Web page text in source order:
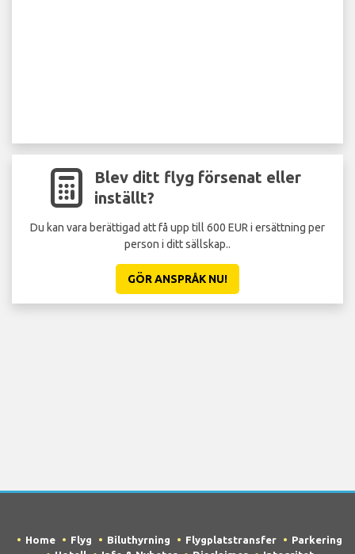
Blev ditt flyg försenat eller
inställt?
Du kan vara berättigad att få upp till 600 EUR i ersättning per
person i ditt sällskap..
GÖR ANSPRÅK NU!
Home Flyg Biluthyrning Flygplatstransfer
Parkering